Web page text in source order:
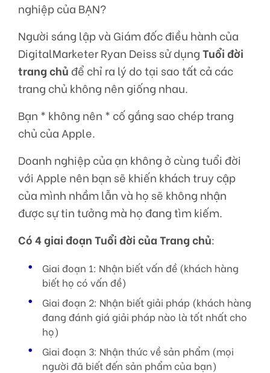
nghiệp của BẠN?
Người sáng lập và Giám đốc điều hành của
DigitalMarketer Ryan Deiss sử dụngTuổi đời
trang chủ để chỉ ra lý do tại sao tất cả các
trang chủ không nên giống nhau.
Bạn * không nên * cố gắng sao chép trang
chủ của Apple.
Doanh nghiệp của ạn không ở cùng tuổi đời
với Apple nên bạn sẽ khiến khách truy cập
của mình nhầm lẫn và họ sẽ không nhận
được sự tin tưởng mà họ đang tìm kiếm.
Có 4 giai đoạn Tuổi đời của Trang chủ:
Giai đoạn 1: Nhận biết vấn đề (khách hàng
biết họ có vấn đề)
Giai đoạn 2: Nhận biết giải pháp (khách hàng
đang đánh giá giải pháp nào là tốt nhất cho
họ)
Giai đoạn 3: Nhận thức về sản phẩm (mọi
người đã biết đến sản phẩm của bạn)